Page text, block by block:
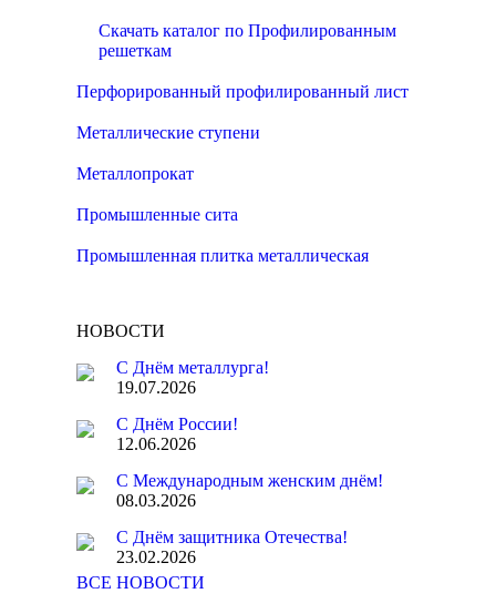
Скачать каталог по Профилированным
решеткам
Перфорированный профилированный лист
Металлические ступени
Металлопрокат
Промышленные сита
Промышленная плитка металлическая
НОВОСТИ
С Днём металлурга!
19.07.2026
С Днём России!
12.06.2026
С Международным женским днём!
08.03.2026
С Днём защитника Отечества!
23.02.2026
ВСЕ НОВОСТИ